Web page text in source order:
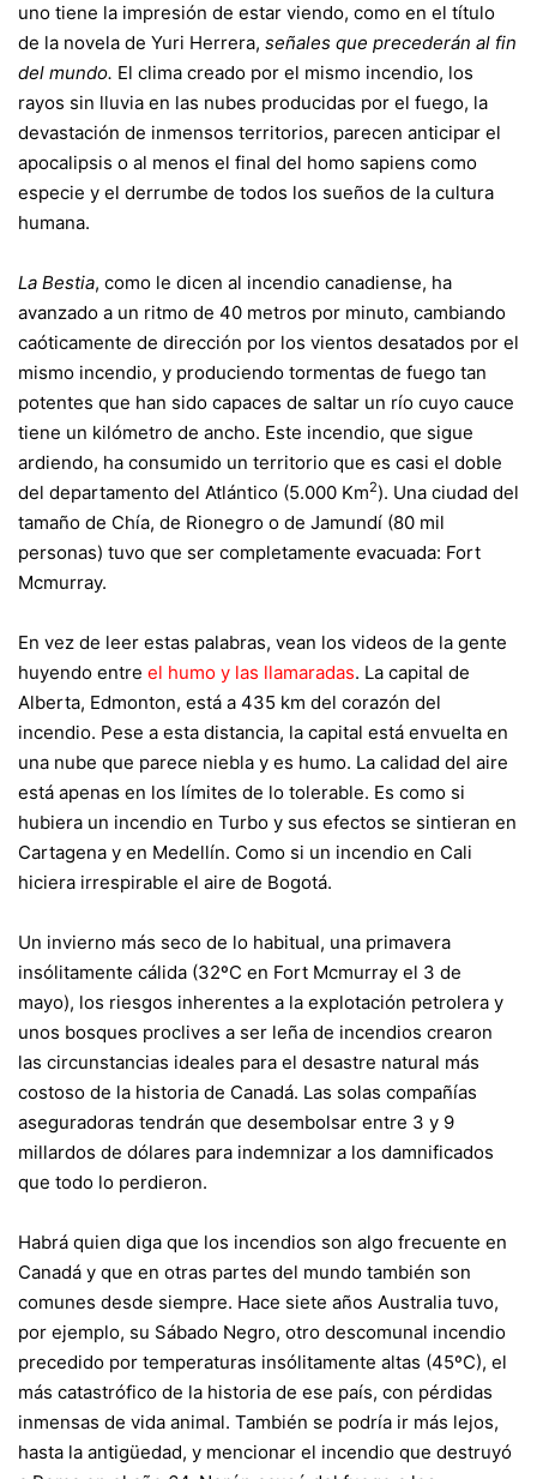
uno tiene la impresión de estar viendo, como en el título
de la novela de Yuri Herrera, señales que precederán al fin
del mundo. El clima creado por el mismo incendio, los
rayos sin lluvia en las nubes producidas por el fuego, la
devastación de inmensos territorios, parecen anticipar el
apocalipsis o al menos el final del homo sapiens como
especie y el derrumbe de todos los sueños de la cultura
humana.
La Bestia, como le dicen al incendio canadiense, ha
avanzado a un ritmo de 40 metros por minuto, cambiando
caóticamente de dirección por los vientos desatados por el
mismo incendio, y produciendo tormentas de fuego tan
potentes que han sido capaces de saltar un río cuyo cauce
tiene un kilómetro de ancho. Este incendio, que sigue
ardiendo, ha consumido un territorio que es casi el doble
del departamento del Atlántico (5.000 Km2). Una ciudad del
tamaño de Chía, de Rionegro o de Jamundí (80 mil
personas) tuvo que ser completamente evacuada: Fort
Mcmurray.
En vez de leer estas palabras, vean los videos de la gente
huyendo entre el humo y las llamaradas. La capital de
Alberta, Edmonton, está a 435 km del corazón del
incendio. Pese a esta distancia, la capital está envuelta en
una nube que parece niebla y es humo. La calidad del aire
está apenas en los límites de lo tolerable. Es como si
hubiera un incendio en Turbo y sus efectos se sintieran en
Cartagena y en Medellín. Como si un incendio en Cali
hiciera irrespirable el aire de Bogotá.
Un invierno más seco de lo habitual, una primavera
insólitamente cálida (32ºC en Fort Mcmurray el 3 de
mayo), los riesgos inherentes a la explotación petrolera y
unos bosques proclives a ser leña de incendios crearon
las circunstancias ideales para el desastre natural más
costoso de la historia de Canadá. Las solas compañías
aseguradoras tendrán que desembolsar entre 3 y 9
millardos de dólares para indemnizar a los damnificados
que todo lo perdieron.
Habrá quien diga que los incendios son algo frecuente en
Canadá y que en otras partes del mundo también son
comunes desde siempre. Hace siete años Australia tuvo,
por ejemplo, su Sábado Negro, otro descomunal incendio
precedido por temperaturas insólitamente altas (45ºC), el
más catastrófico de la historia de ese país, con pérdidas
inmensas de vida animal. También se podría ir más lejos,
hasta la antigüedad, y mencionar el incendio que destruyó